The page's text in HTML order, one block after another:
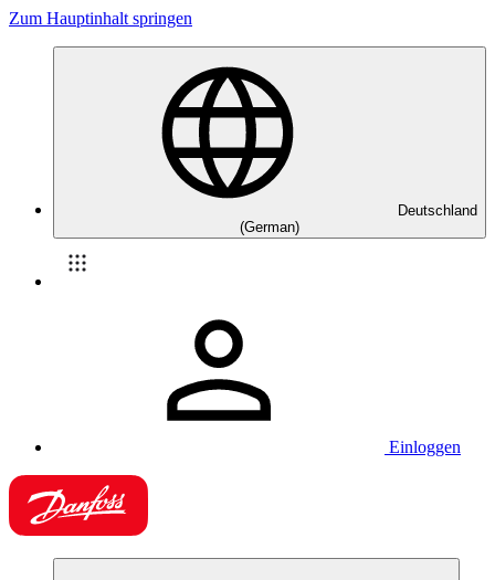
Zum Hauptinhalt springen
Deutschland
(German)
Einloggen